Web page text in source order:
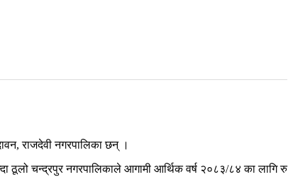
राजदेवी नगरपालिका छन् ।
ठूलो चन्द्रपुर नगरपालिकाले आगामी आर्थिक वर्ष २०८३/८४ का लागि रु